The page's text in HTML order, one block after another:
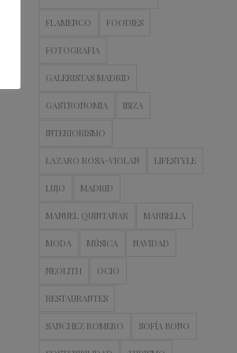
FLAMENCO FOODIES
FOTOGRAFIA
GALERISTAS MADRID
GASTRONOMIA IBIZA
INTERIORISMO
LAZARO ROSA-VIOLAN LIFESTYLE
LUJO MADRID
MANUEL QUINTANAR MARBELLA
MODA MÚSICA NAVIDAD
NEOLITH OCIO
RESTAURANTES
SANCHEZ ROMERO SOFÍA BONO